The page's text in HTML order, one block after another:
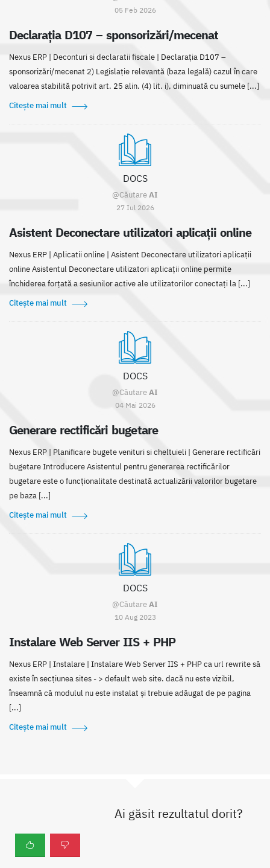
05 Feb 2026
Declarația D107 – sponsorizări/mecenat
Nexus ERP | Deconturi si declaratii fiscale | Declarația D107 –
sponsorizări/mecenat 2) Legislație relevantă (baza legală) cazul în care
valoarea stabilită potrivit art. 25 alin. (4) lit. i), diminuată cu sumele [...]
Citește mai mult
DOCS
@CăutareAI
27 Iul 2026
Asistent Deconectare utilizatori aplicații online
Nexus ERP | Aplicatii online | Asistent Deconectare utilizatori aplicații
online Asistentul Deconectare utilizatori aplicații online permite
închiderea forțată a sesiunilor active ale utilizatorilor conectați la [...]
Citește mai mult
DOCS
@CăutareAI
04 Mai 2026
Generare rectificări bugetare
Nexus ERP | Planificare bugete venituri si cheltuieli | Generare rectificări
bugetare Introducere Asistentul pentru generarea rectificărilor
bugetare este o funcționalitate destinată actualizării valorilor bugetare
pe baza [...]
Citește mai mult
DOCS
@CăutareAI
10 Aug 2023
Instalare Web Server IIS + PHP
Nexus ERP | Instalare | Instalare Web Server IIS + PHP ca url rewrite să
existe în secțiunea sites - > default web site. dacă nu este vizibil,
înseamnă că modulul nu este instalat și trebuie adăugat de pe pagina
[...]
Citește mai mult
Ai găsit rezultatul dorit?